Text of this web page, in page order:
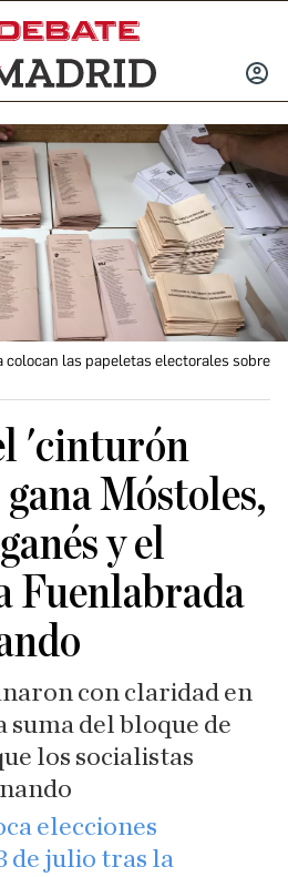
INICIAR
colocan las papeletas electorales sobre
'cinturón
Móstoles,
y el
Fuenlabrada
con claridad en
del bloque de
los socialistas
elecciones
de julio tras la